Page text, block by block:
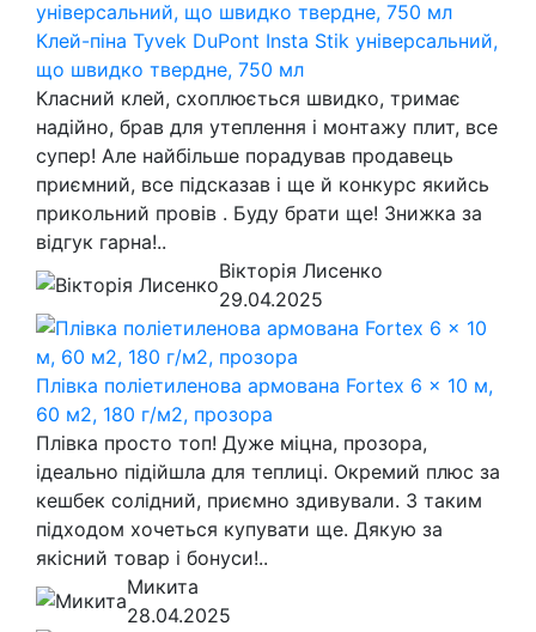
Клей-піна Tyvek DuPont Insta Stik універсальний,
що швидко твердне, 750 мл
Класний клей, схоплюється швидко, тримає
надійно, брав для утеплення і монтажу плит, все
супер! Але найбільше порадував продавець
приємний, все підсказав і ще й конкурс якийсь
прикольний провів . Буду брати ще! Знижка за
відгук гарна!..
Вікторія Лисенко
29.04.2025
Плівка поліетиленова армована Fortex 6 x 10 м,
60 м2, 180 г/м2, прозора
Плівка просто топ! Дуже міцна, прозора,
ідеально підійшла для теплиці. Окремий плюс за
кешбек солідний, приємно здивували. З таким
підходом хочеться купувати ще. Дякую за
якісний товар і бонуси!..
Микита
28.04.2025